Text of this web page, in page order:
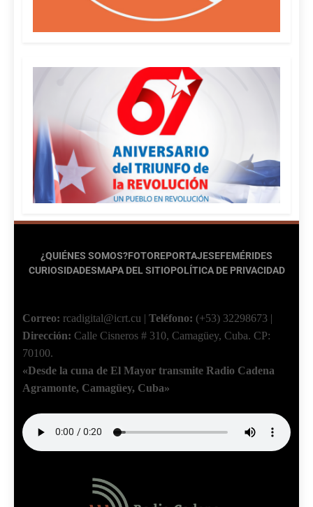
¿QUIÉNES SOMOS?FOTOREPORTAJESEFEMÉRIDES
CURIOSIDADESMAPA DEL SITIOPOLÍTICA DE PRIVACIDAD
Correo: rcadigital@icrt.cu | Teléfono: (+53) 32298673 |
Dirección: Calle Cisneros # 310, Camagüey, Cuba. CP:
70100.
«Desde la cuna de El Mayor transmite Radio Cadena
Agramonte, Camagüey, Cuba»